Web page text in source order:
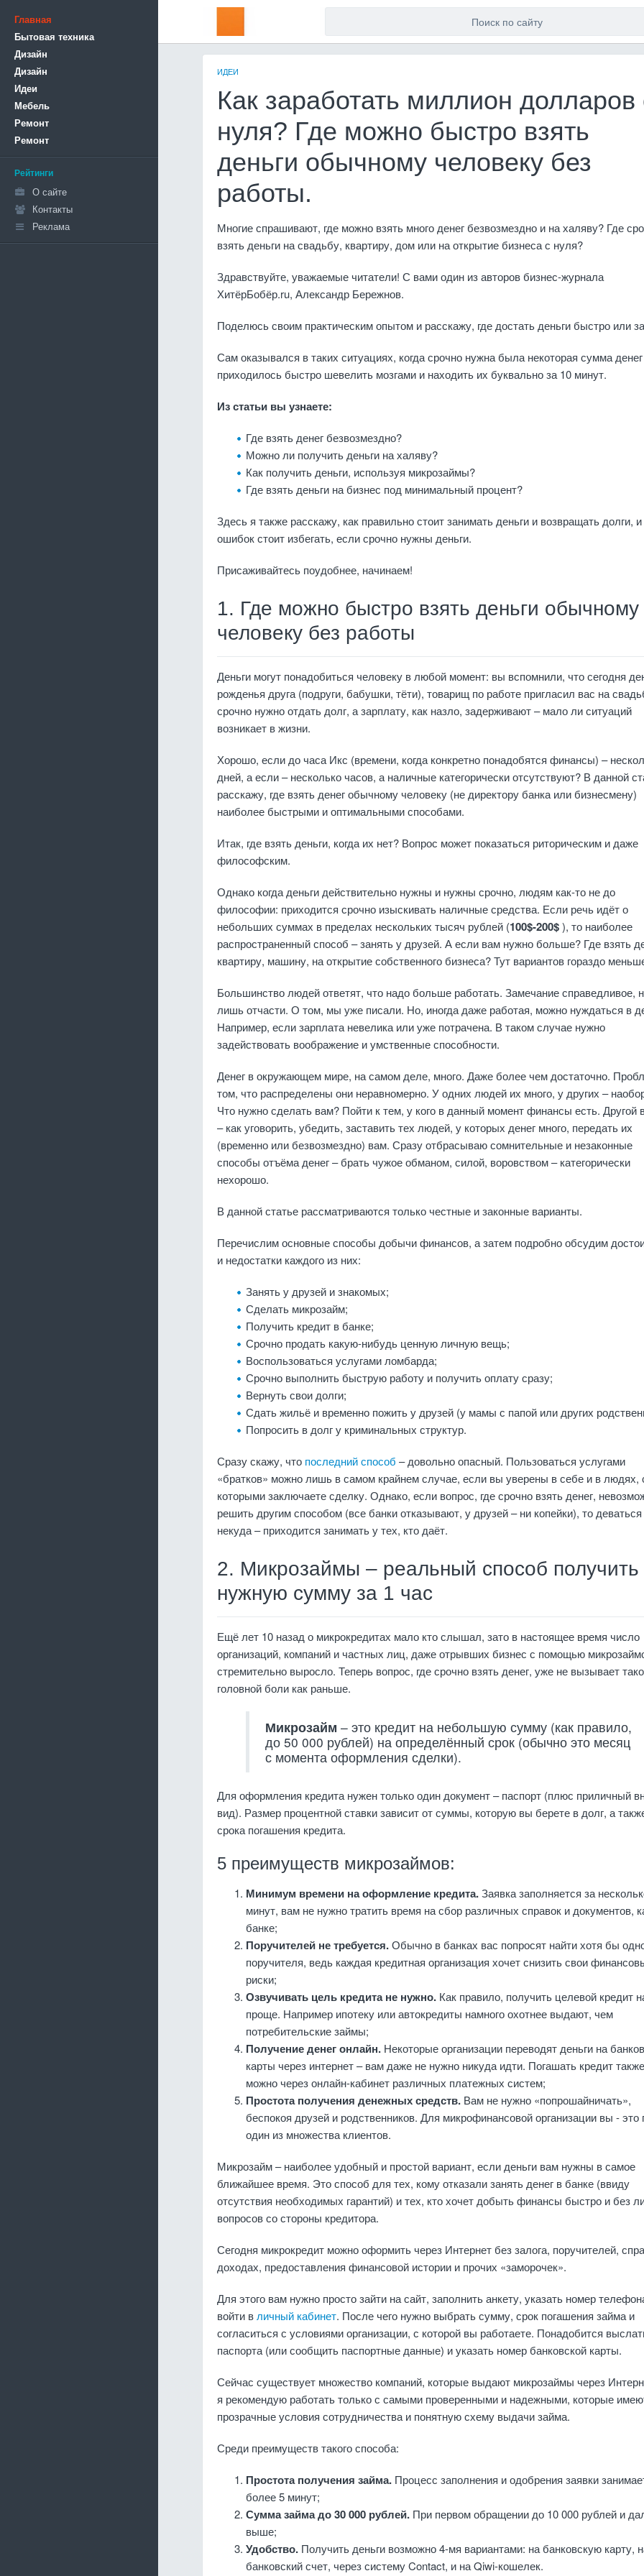
Главная
Бытовая техника
Дизайн
Дизайн
Идеи
Мебель
Ремонт
Ремонт
Рейтинги
О сайте
Контакты
Реклама
ИДЕИ
Как заработать миллион долларов
нуля? Где можно быстро взять
деньги обычному человеку без
работы.
Многие спрашивают, где можно взять много денег безвозмездно и на халяву? Где
взять деньги на свадьбу, квартиру, дом или на открытие бизнеса с нуля?
Здравствуйте, уважаемые читатели! С вами один из авторов бизнес-журнала
ХитёрБобёр.ru, Александр Бережнов.
Поделюсь своим практическим опытом и расскажу, где достать деньги быстро или
Сам оказывался в таких ситуациях, когда срочно нужна была некоторая сумма
приходилось быстро шевелить мозгами и находить их буквально за 10 минут.
Из статьи вы узнаете:
Где взять денег безвозмездно?
Можно ли получить деньги на халяву?
Как получить деньги, используя микрозаймы?
Где взять деньги на бизнес под минимальный процент?
Здесь я также расскажу, как правильно стоит занимать деньги и возвращать долги, и
ошибок стоит избегать, если срочно нужны деньги.
Присаживайтесь поудобнее, начинаем!
1. Где можно быстро взять деньги обычному
человеку без работы
Деньги могут понадобиться человеку в любой момент: вы вспомнили, что сегодня
рожденья друга (подруги, бабушки, тёти), товарищ по работе пригласил вас на
срочно нужно отдать долг, а зарплату, как назло, задерживают – мало ли ситуаций
возникает в жизни.
Хорошо, если до часа Икс (времени, когда конкретно понадобятся финансы) –
дней, а если – несколько часов, а наличные категорически отсутствуют? В данной
расскажу, где взять денег обычному человеку (не директору банка или бизнесмену)
наиболее быстрыми и оптимальными способами.
Итак, где взять деньги, когда их нет? Вопрос может показаться риторическим и даже
философским.
Однако когда деньги действительно нужны и нужны срочно, людям как-то не до
философии: приходится срочно изыскивать наличные средства. Если речь идёт о
небольших суммах в пределах нескольких тысяч рублей (100$-200$), то наиболее
распространенный способ – занять у друзей. А если вам нужно больше? Где взять
квартиру, машину, на открытие собственного бизнеса? Тут вариантов гораздо
Большинство людей ответят, что надо больше работать. Замечание справедливое,
лишь отчасти. О том, мы уже писали. Но, иногда даже работая, можно нуждаться в
Например, если зарплата невелика или уже потрачена. В таком случае нужно
задействовать воображение и умственные способности.
Денег в окружающем мире, на самом деле, много. Даже более чем достаточно.
том, что распределены они неравномерно. У одних людей их много, у других –
Что нужно сделать вам? Пойти к тем, у кого в данный момент финансы есть. Другой
– как уговорить, убедить, заставить тех людей, у которых денег много, передать их
(временно или безвозмездно) вам. Сразу отбрасываю сомнительные и незаконные
способы отъёма денег – брать чужое обманом, силой, воровством – категорически
нехорошо.
В данной статье рассматриваются только честные и законные варианты.
Перечислим основные способы добычи финансов, а затем подробно обсудим
и недостатки каждого из них:
Занять у друзей и знакомых;
Сделать микрозайм;
Получить кредит в банке;
Срочно продать какую-нибудь ценную личную вещь;
Воспользоваться услугами ломбарда;
Срочно выполнить быструю работу и получить оплату сразу;
Вернуть свои долги;
Сдать жильё и временно пожить у друзей (у мамы с папой или других
Попросить в долг у криминальных структур.
Сразу скажу, что последний способ – довольно опасный. Пользоваться услугами
«братков» можно лишь в самом крайнем случае, если вы уверены в себе и в людях,
которыми заключаете сделку. Однако, если вопрос, где срочно взять денег,
решить другим способом (все банки отказывают, у друзей – ни копейки), то деваться
некуда – приходится занимать у тех, кто даёт.
2. Микрозаймы – реальный способ получить
нужную сумму за 1 час
Ещё лет 10 назад о микрокредитах мало кто слышал, зато в настоящее время число
организаций, компаний и частных лиц, даже отрывших бизнес с помощью
стремительно выросло. Теперь вопрос, где срочно взять денег, уже не вызывает
головной боли как раньше.
Микрозайм – это кредит на небольшую сумму (как правило,
до 50 000 рублей) на определённый срок (обычно это месяц
с момента оформления сделки).
Для оформления кредита нужен только один документ – паспорт (плюс приличный
вид). Размер процентной ставки зависит от суммы, которую вы берете в долг, а
срока погашения кредита.
5 преимуществ микрозаймов:
Минимум времени на оформление кредита.Заявка заполняется за
минут, вам не нужно тратить время на сбор различных справок и документов,
банке;
Поручителей не требуется.Обычно в банках вас попросят найти хотя бы
поручителя, ведь каждая кредитная организация хочет снизить свои
риски;
Озвучивать цель кредита не нужно. Как правило, получить целевой кредит
проще. Например ипотеку или автокредиты намного охотнее выдают, чем
потребительские займы;
Получение денег онлайн. Некоторые организации переводят деньги на
карты через интернет – вам даже не нужно никуда идти. Погашать кредит также
можно через онлайн-кабинет различных платежных систем;
Простота получения денежных средств. Вам не нужно «попрошайничать»,
беспокоя друзей и родственников. Для микрофинансовой организации вы - это
один из множества клиентов.
Микрозайм – наиболее удобный и простой вариант, если деньги вам нужны в самое
ближайшее время. Это способ для тех, кому отказали занять денег в банке (ввиду
отсутствия необходимых гарантий) и тех, кто хочет добыть финансы быстро и без
вопросов со стороны кредитора.
Сегодня микрокредит можно оформить через Интернет без залога, поручителей,
доходах, предоставления финансовой истории и прочих «заморочек».
Для этого вам нужно просто зайти на сайт, заполнить анкету, указать номер
войти в личный кабинет. После чего нужно выбрать сумму, срок погашения займа и
согласиться с условиями организации, с которой вы работаете. Понадобится
паспорта (или сообщить паспортные данные) и указать номер банковской карты.
Сейчас существует множество компаний, которые выдают микрозаймы через
я рекомендую работать только с самыми проверенными и надежными, которые
прозрачные условия сотрудничества и понятную схему выдачи займа.
Среди преимуществ такого способа:
Простота получения займа. Процесс заполнения и одобрения заявки
более 5 минут;
Сумма займа до 30 000 рублей. При первом обращении до 10 000 рублей и
выше;
Удобство. Получить деньги возможно 4-мя вариантами: на банковскую карту,
банковский счет, через систему Contact, и на Qiwi-кошелек.